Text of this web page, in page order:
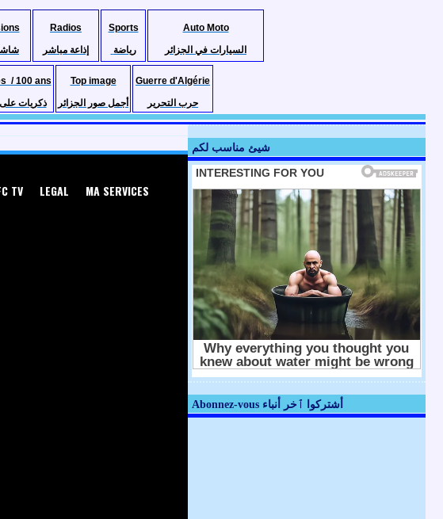
Radios
إذاعة مباشر
Sports
رياضة
Auto Moto
السيارات في الجزائر
/ 100 ans
ذكريات
Top image
أجمل صور الجزائر
Guerre d'Algérie
حرب التحرير
شيئ مناسب لكم
Abonnez-vous أشتركوا ٱخر أنباء